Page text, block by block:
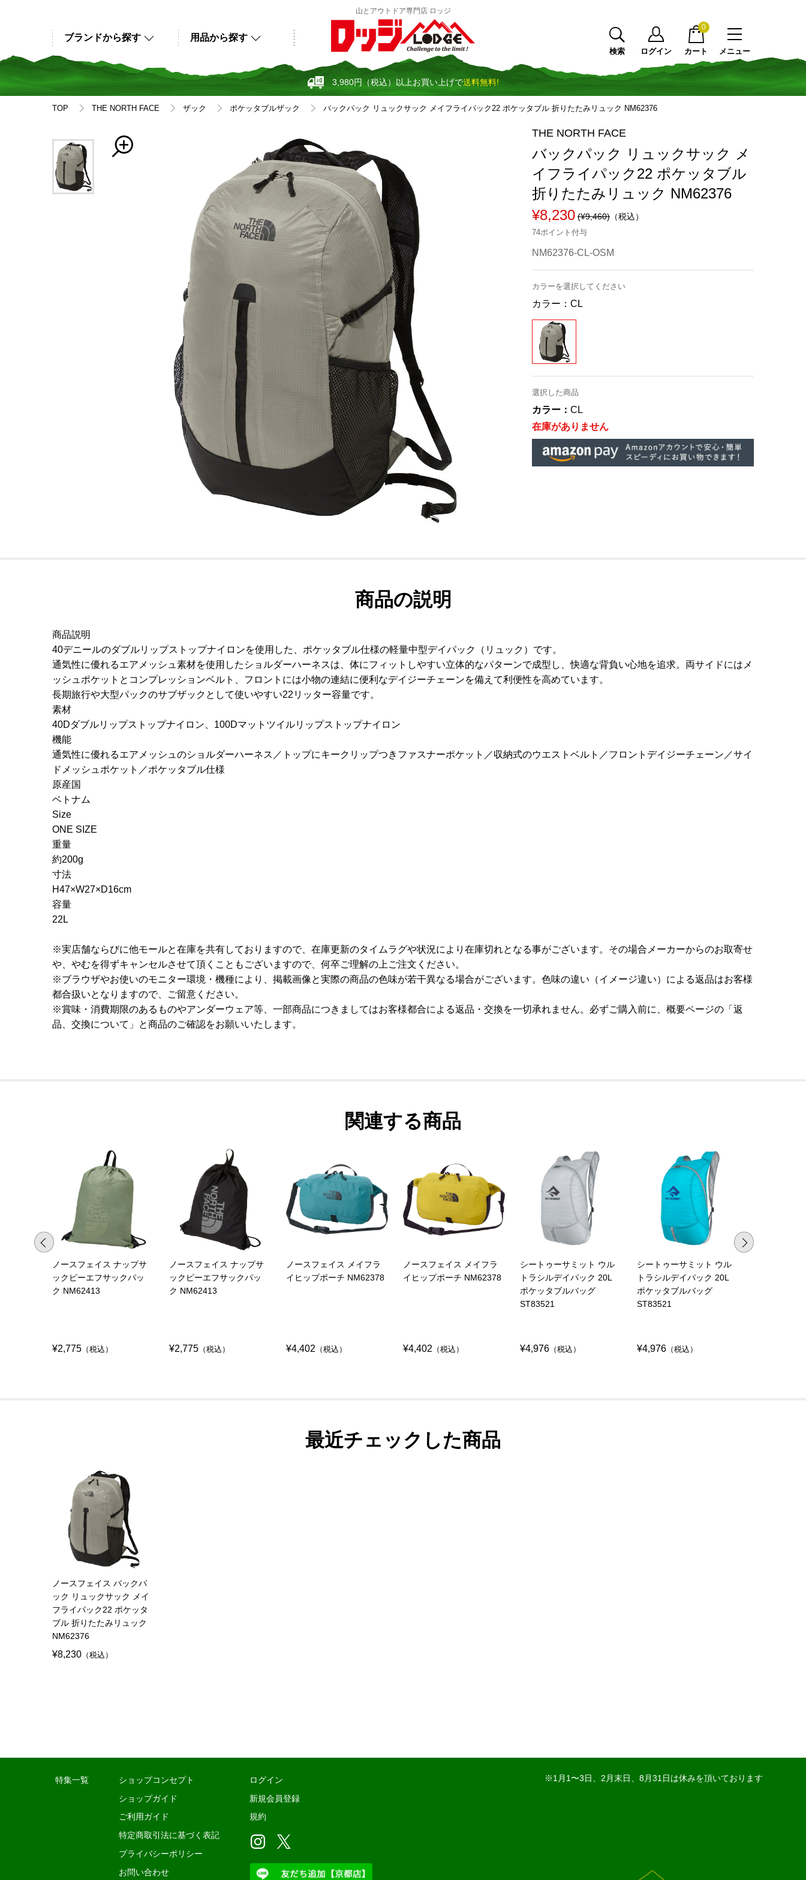
山とアウトドア専門店 ロッジ
3,980円（税込）以上お買い上げで送料無料!
用品から探す
ブランドから探す
メニュー
検索 ログイン カート
0
TOP THE NORTH FACE ザック ポケッタブルザック バックパック リュックサック メイフライパック22 ポケッタブル 折りたたみリュック NM62376
THE NORTH FACE
バックパック リュックサック メ
イフライパック22 ポケッタブル
折りたたみリュック NM62376
¥8,230 (¥9,460) （税込）
74ポイント付与
NM62376-CL-OSM
カラーを選択してください
カラー： CL
選択した商品
カラー： CL
在庫がありません
商品の説明
商品説明
40デニールのダブルリップストップナイロンを使用した、ポケッタブル仕様の軽量中型デイパック（リュック）です。
通気性に優れるエアメッシュ素材を使用したショルダーハーネスは、体にフィットしやすい立体的なパターンで成型し、快適な背負い心地を追求。両サイドにはメ
ッシュポケットとコンプレッションベルト、フロントには小物の連結に便利なデイジーチェーンを備えて利便性を高めています。
長期旅行や大型パックのサブザックとして使いやすい22リッター容量です。
素材
40Dダブルリップストップナイロン、100Dマットツイルリップストップナイロン
機能
通気性に優れるエアメッシュのショルダーハーネス／トップにキークリップつきファスナーポケット／収納式のウエストベルト／フロントデイジーチェーン／サイ
ドメッシュポケット／ポケッタブル仕様
原産国
ベトナム
Size
ONE SIZE
重量
約200g
寸法
H47×W27×D16cm
容量
22L
※実店舗ならびに他モールと在庫を共有しておりますので、在庫更新のタイムラグや状況により在庫切れとなる事がございます。その場合メーカーからのお取寄せ
や、やむを得ずキャンセルさせて頂くこともございますので、何卒ご理解の上ご注文ください。
※ブラウザやお使いのモニター環境・機種により、掲載画像と実際の商品の色味が若干異なる場合がございます。色味の違い（イメージ違い）による返品はお客様
都合扱いとなりますので、ご留意ください。
※賞味・消費期限のあるものやアンダーウェア等、一部商品につきましてはお客様都合による返品・交換を一切承れません。必ずご購入前に、概要ページの「返
品、交換について」と商品のご確認をお願いいたします。
関連する商品
ノースフェイス ナップサ
ックピーエフサックパッ
ク NM62413
¥2,775 （税込）
ノースフェイス ナップサ
ックピーエフサックパッ
ク NM62413
¥2,775 （税込）
ノースフェイス メイフラ
イヒップポーチ NM62378
¥4,402 （税込）
ノースフェイス メイフラ
イヒップポーチ NM62378
¥4,402 （税込）
シートゥーサミット ウル
トラシルデイパック 20L
ポケッタブルバッグ
ST83521
¥4,976 （税込）
シートゥーサミット ウル
トラシルデイパック 20L
ポケッタブルバッグ
ST83521
¥4,976 （税込）
最近チェックした商品
ノースフェイス バックパ
ック リュックサック メイ
フライパック22 ポケッタ
ブル 折りたたみリュック
NM62376
¥8,230 （税込）
特集一覧
ショップコンセプト
ショップガイド
ご利用ガイド
特定商取引法に基づく表記
プライバシーポリシー
お問い合わせ
ログイン
新規会員登録
規約
※1月1〜3日、2月末日、8月31日は休みを頂いております